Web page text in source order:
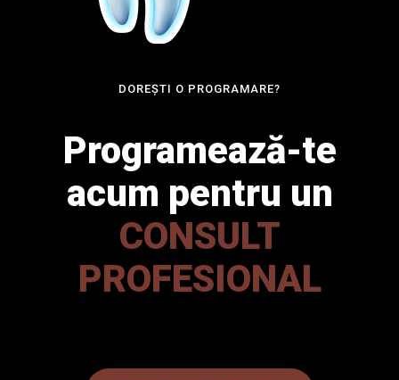
DOREȘTI O PROGRAMARE?
Programează-te
acum pentru un
CONSULT
PROFESIONAL